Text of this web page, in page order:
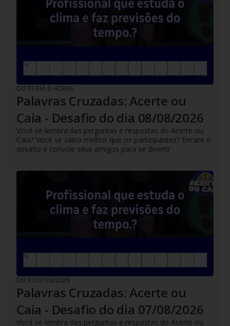
chocolate que caiu no gosto do brasileiro
Quem é acanhado ou inibido costuma ser visto
Vicente Martella, famoso no Brasil, interpretou este
país ou região.
DO R7/HÁ 8 HORAS
Palavras Cruzadas: Acerte ou
Caia - Desafio do dia 08/08/2026
Você se lembra das perguntas e respostas do Acerte ou
Caia? Você se sairia melhor que os participantes? Encare o
desafio e convide seus amigos para se divertir
DO R7/07/08/2026
Palavras Cruzadas: Acerte ou
Caia - Desafio do dia 07/08/2026
Você se lembra das perguntas e respostas do Acerte ou